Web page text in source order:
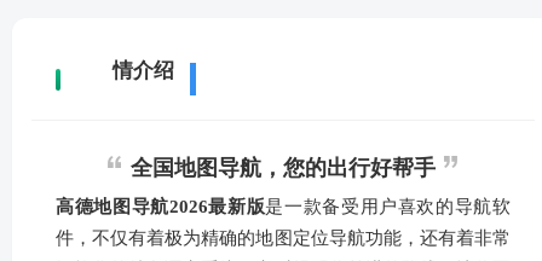
详情介绍
全国地图导航，您的出行好帮手
高德地图导航2026最新版是一款备受用户喜欢的导航软
件，不仅有着极为精确的地图定位导航功能，还有着非常